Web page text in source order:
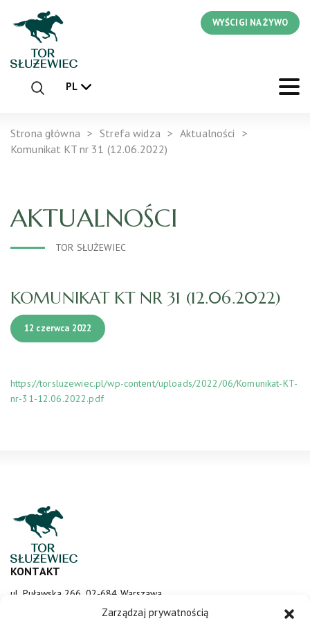
Zarządzaj prywatnością
WYŚCIGI NA ŻYWO
PL
Strona główna Strefa widza
Aktualności
Komunikat KT nr 31 (12.06.2022)
AKTUALNOŚCI
TOR SŁUŻEWIEC
KOMUNIKAT KT NR 31 (12.06.2022)
12 czerwca 2022
https://torsluzewiec.pl/wp-content/uploads/2022/06/Komunikat-KT-
nr-31-12.06.2022.pdf
KONTAKT
ul. Puławska 266, 02-684 Warszawa
sluzewiec@totalizator.pl